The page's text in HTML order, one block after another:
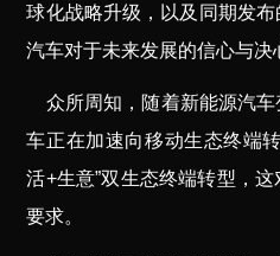
球化战略升级，以及同期发
汽车对于未来发展的信心与决
众所周知，随着新能源汽
车正在加速向移动生态终端
活+生意”双生态终端转型，
要求。